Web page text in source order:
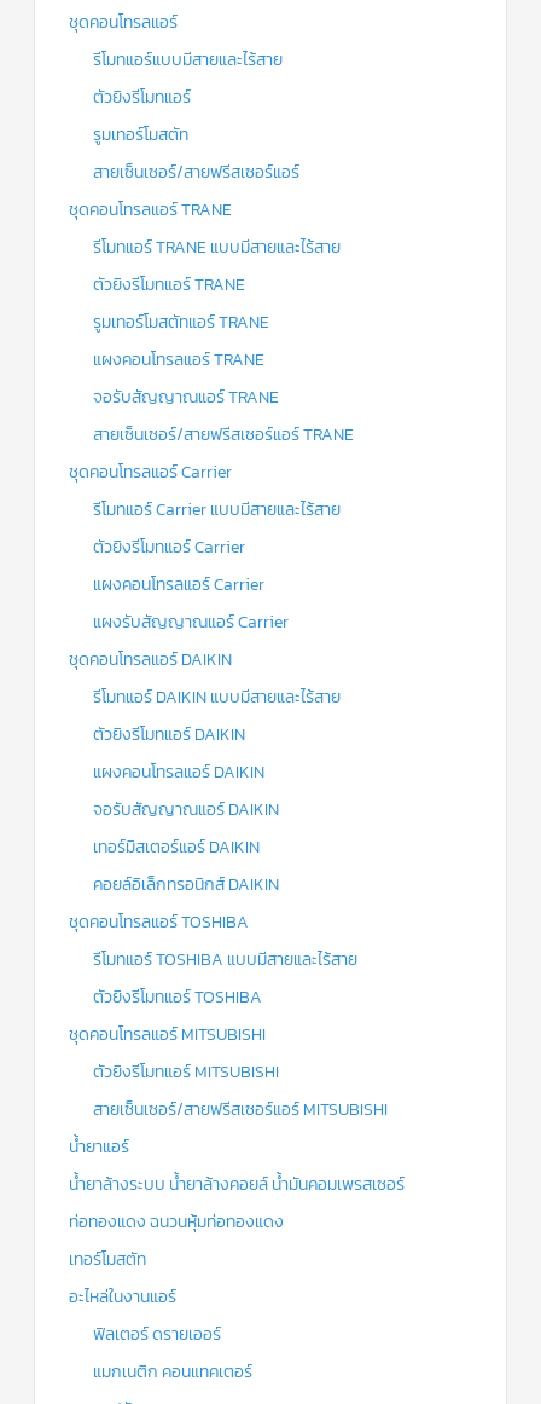
ชุดคอนโทรลแอร์
รีโมทแอร์แบบมีสายและไร้สาย
ตัวยิงรีโมทแอร์
รูมเทอร์โมสตัท
สายเซ็นเซอร์/สายฟรีสเซอร์แอร์
ชุดคอนโทรลแอร์ TRANE
รีโมทแอร์ TRANE แบบมีสายและไร้สาย
ตัวยิงรีโมทแอร์ TRANE
รูมเทอร์โมสตัทแอร์ TRANE
แผงคอนโทรลแอร์ TRANE
จอรับสัญญาณแอร์ TRANE
สายเซ็นเซอร์/สายฟรีสเซอร์แอร์ TRANE
ชุดคอนโทรลแอร์ Carrier
รีโมทแอร์ Carrier แบบมีสายและไร้สาย
ตัวยิงรีโมทแอร์ Carrier
แผงคอนโทรลแอร์ Carrier
แผงรับสัญญาณแอร์ Carrier
ชุดคอนโทรลแอร์ DAIKIN
รีโมทแอร์ DAIKIN แบบมีสายและไร้สาย
ตัวยิงรีโมทแอร์ DAIKIN
แผงคอนโทรลแอร์ DAIKIN
จอรับสัญญาณแอร์ DAIKIN
เทอร์มิสเตอร์แอร์ DAIKIN
คอยล์อิเล็กทรอนิกส์ DAIKIN
ชุดคอนโทรลแอร์ TOSHIBA
รีโมทแอร์ TOSHIBA แบบมีสายและไร้สาย
ตัวยิงรีโมทแอร์ TOSHIBA
ชุดคอนโทรลแอร์ MITSUBISHI
ตัวยิงรีโมทแอร์ MITSUBISHI
สายเซ็นเซอร์/สายฟรีสเซอร์แอร์ MITSUBISHI
น้ำยาแอร์
น้ำยาล้างระบบ น้ำยาล้างคอยล์ น้ำมันคอมเพรสเซอร์
ท่อทองแดง ฉนวนหุ้มท่อทองแดง
เทอร์โมสตัท
อะไหล่ในงานแอร์
ฟิลเตอร์ ดรายเออร์
แมกเนติก คอนแทคเตอร์